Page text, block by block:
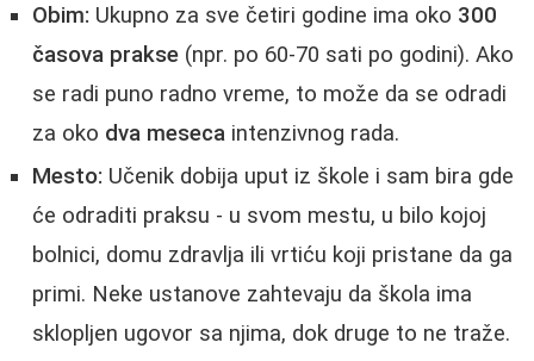
Obim: Ukupno za sve četiri godine ima oko 300
časova prakse (npr. po 60-70 sati po godini). Ako
se radi puno radno vreme, to može da se odradi
za oko dva meseca intenzivnog rada.
Mesto: Učenik dobija uput iz škole i sam bira gde
će odraditi praksu - u svom mestu, u bilo kojoj
bolnici, domu zdravlja ili vrtiću koji pristane da ga
primi. Neke ustanove zahtevaju da škola ima
sklopljen ugovor sa njima, dok druge to ne traže.